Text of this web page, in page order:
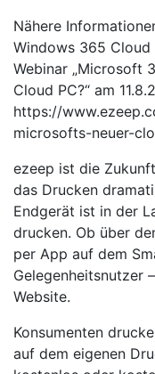
Nähere
Windows 365 Cloud
Webinar „Microsoft
Cloud PC?“ am
https://
microsofts-neuer-
ezeep ist die
das Drucken
Endgerät ist in der
drucken. Ob über
per App auf dem
Gelegenheitsnutzer
Website.
Konsumenten
auf dem eigenen